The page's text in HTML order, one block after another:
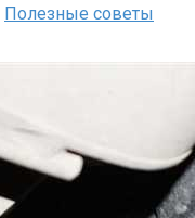
Полезные советы